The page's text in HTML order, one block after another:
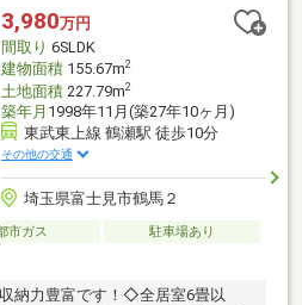
つるせ台小学校：徒歩3分・富士見
せ台公園：徒歩4分
3,980万円
間取り 6SLDK
建物面積155.67m2
土地面積227.79m2
築年月 1998年11月(築27年10ヶ月)
東武東上線 鶴瀬駅 徒歩10分
その他の交通
埼玉県富士見市鶴馬２
市ガス
駐車場あり
納力豊富です！◇全居室6畳以